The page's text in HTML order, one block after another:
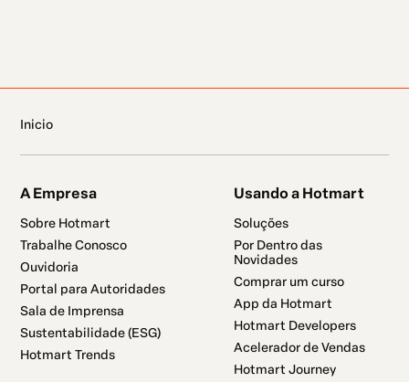
Inicio
A Empresa
Sobre Hotmart
Trabalhe Conosco
Ouvidoria
Portal para Autoridades
Sala de Imprensa
Sustentabilidade (ESG)
Hotmart Trends
Usando a Hotmart
Soluções
Por Dentro das
Novidades
Comprar um curso
App da Hotmart
Hotmart Developers
Acelerador de Vendas
Hotmart Journey